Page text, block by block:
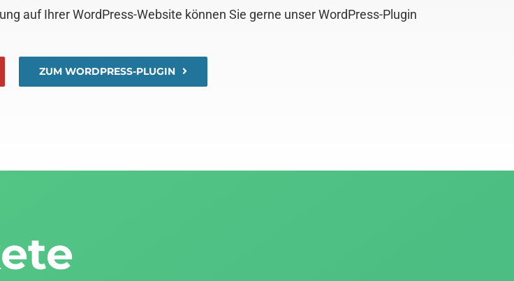
auf Ihrer WordPress-Website können Sie gerne unser WordPress-Plugin
ZUM WORDPRESS-PLUGIN